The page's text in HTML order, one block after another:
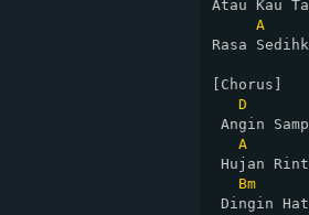
Atau Kau
A
Rasa
[Chorus]
D
Angin
A
Hujan
Bm
Dingin